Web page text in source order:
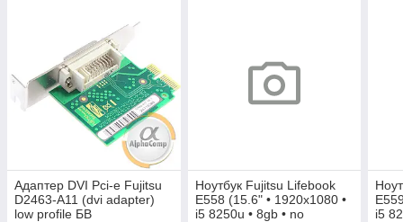
Адаптер DVI Pci-e Fujitsu
D2463-A11 (dvi adapter)
low profile БВ
Ноутбук Fujitsu Lifebook
E558 (15.6" • 1920x1080 •
i5 8250u • 8gb • no
i5